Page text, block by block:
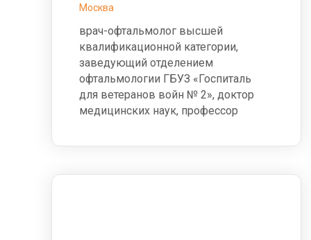
Москва
врач-офтальмолог высшей
квалификационной категории,
заведующий отделением
офтальмологии ГБУЗ «Госпиталь
для ветеранов войн № 2», доктор
медицинских наук, профессор